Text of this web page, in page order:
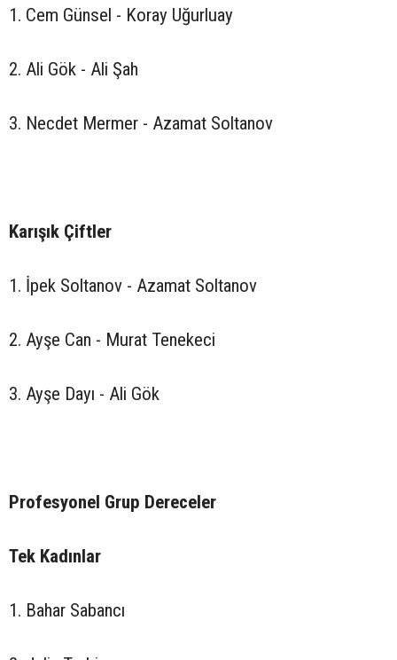
1. Cem Günsel - Koray Uğurluay
2. Ali Gök - Ali Şah
3. Necdet Mermer - Azamat Soltanov
Karışık Çiftler
1. İpek Soltanov - Azamat Soltanov
2. Ayşe Can - Murat Tenekeci
3. Ayşe Dayı - Ali Gök
Profesyonel Grup Dereceler
Tek Kadınlar
1. Bahar Sabancı